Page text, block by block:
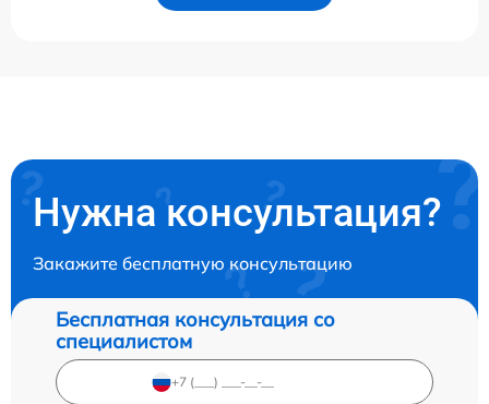
Нужна консультация?
Закажите бесплатную консультацию
Бесплатная консультация со
специалистом